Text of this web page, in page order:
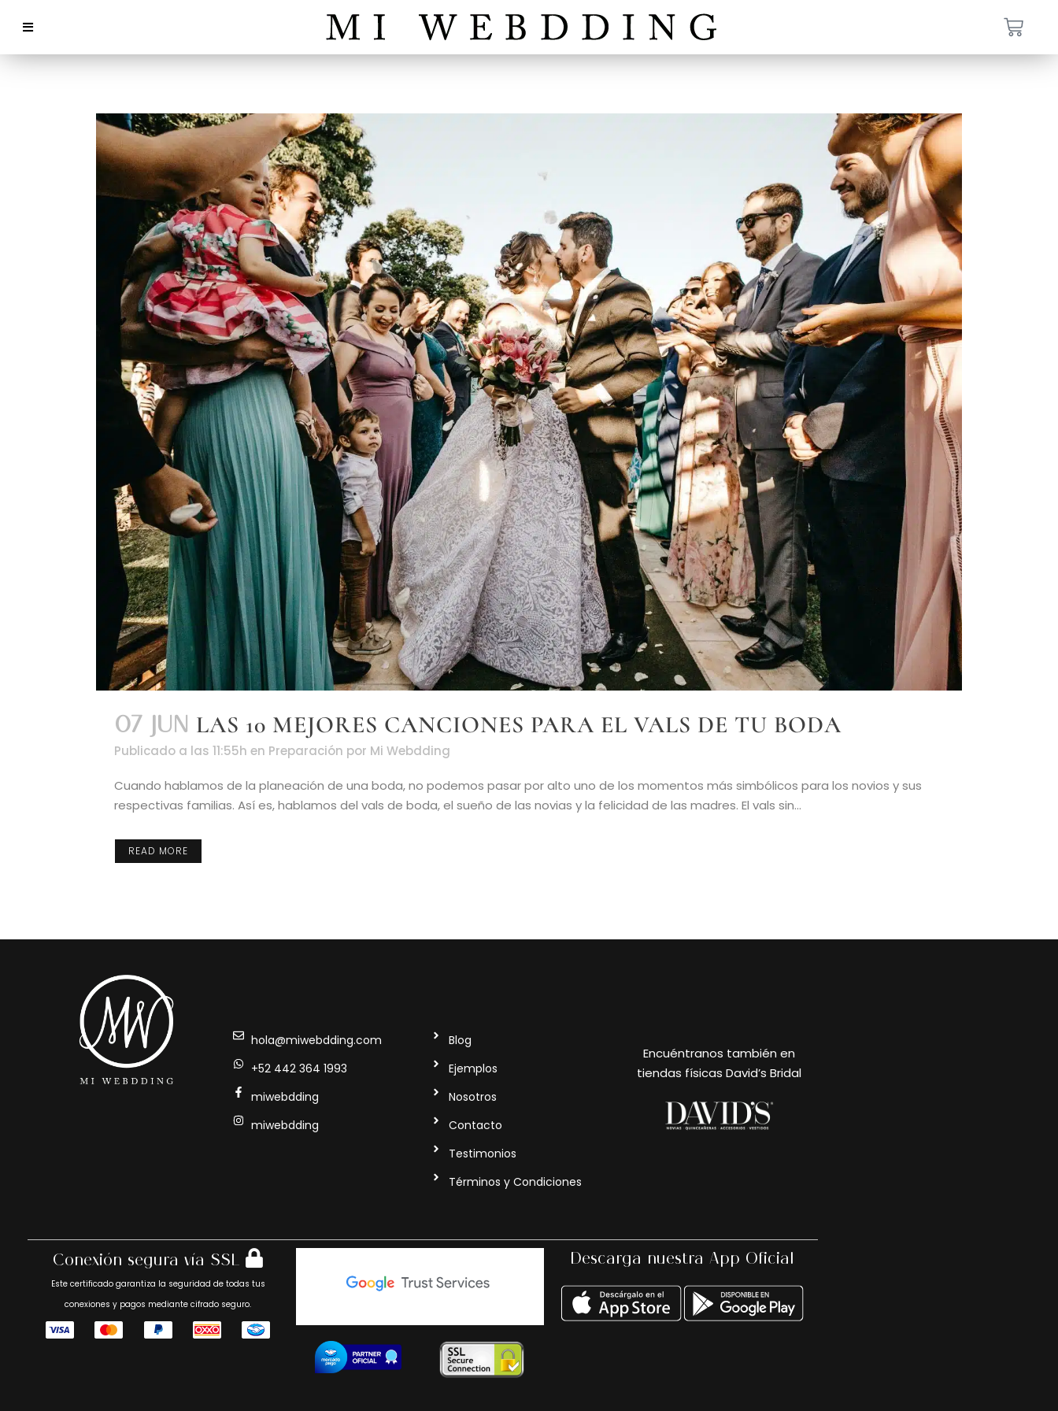
07 JUN LAS 10 MEJORES CANCIONES PARA EL VALS DE TU BODA
Publicado a las 11:55h en Preparación por Mi Webdding
Cuando hablamos de la planeación de una boda, no podemos pasar por alto uno de los momentos más simbólicos para los novios y sus
respectivas familias. Así es, hablamos del vals de boda, el sueño de las novias y la felicidad de las madres. El vals sin...
READ MORE
hola@miwebdding.com
+52 442 364 1993
miwebdding
miwebdding
Blog
Ejemplos
Nosotros
Contacto
Testimonios
Términos y Condiciones
Encuéntranos también en
tiendas físicas David’s Bridal
Conexión segura vía SSL
Este certificado garantiza la seguridad de todas tus
conexiones y pagos mediante cifrado seguro.
Descarga nuestra App Oficial